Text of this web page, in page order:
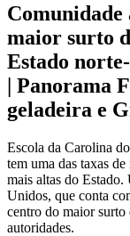
maior surto
Estado
| Panorama
geladeira e
Escola da Carolina
tem uma das taxas
mais altas do
Unidos, que conta
centro do maior surto
autoridades.